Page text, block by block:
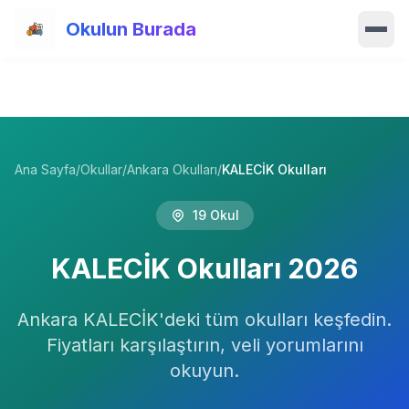
Okulun Burada
Okullar
Blog
Hakkımızda
Ana Sayfa/Okullar/Ankara Okulları/KALECİK Okulları
19Okul
KALECİK Okulları 2026
Ankara KALECİK'deki tüm okulları keşfedin.
Fiyatları karşılaştırın, veli yorumlarını
okuyun.